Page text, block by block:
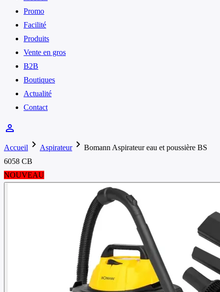
Promo
Facilité
Produits
Vente en gros
B2B
Boutiques
Actualité
Contact
person_outline
Accueil chevron_right Aspirateurchevron_right Bomann Aspirateur eau et poussière BS
6058 CB
NOUVEAU